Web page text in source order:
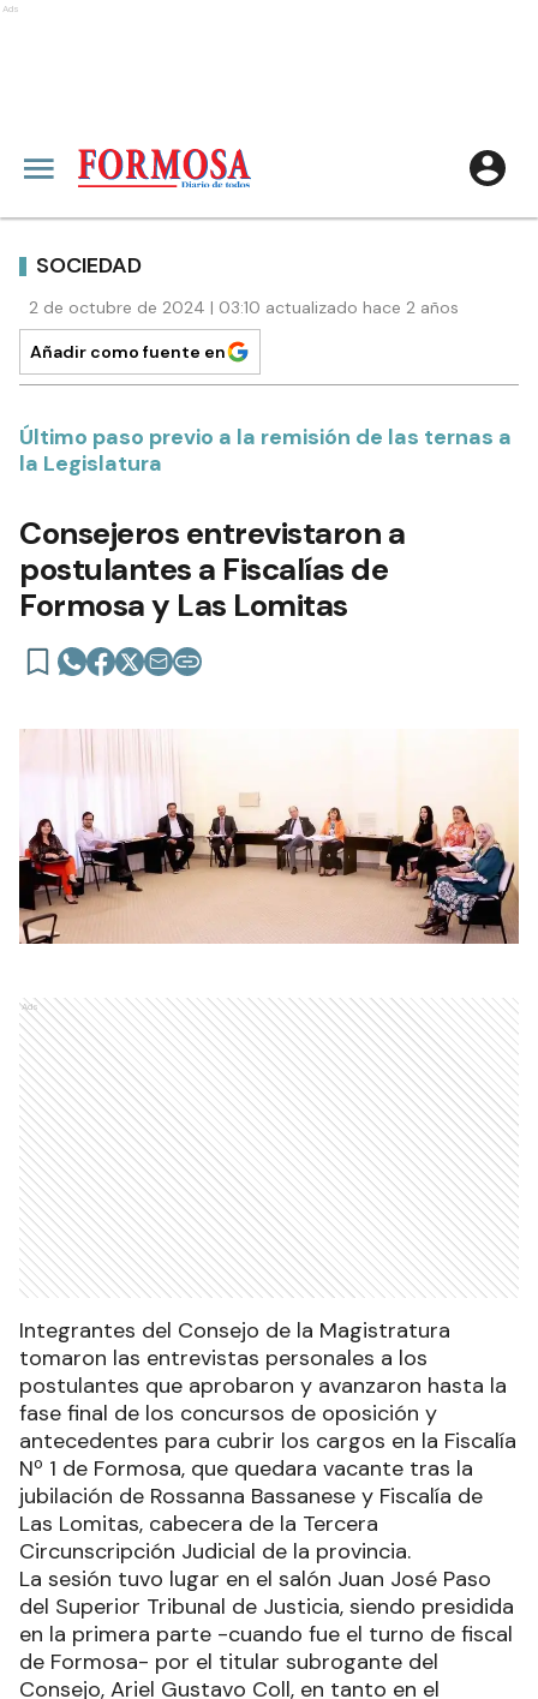
Ads
SOCIEDAD
2 de octubre de 2024 | 03:10 actualizado hace 2 años
Añadir como fuente en
Último paso previo a la remisión de las ternas a
la Legislatura
Consejeros entrevistaron a
postulantes a Fiscalías de
Formosa y Las Lomitas
Ads
Integrantes del Consejo de la Magistratura
tomaron las entrevistas personales a los
postulantes que aprobaron y avanzaron hasta la
fase final de los concursos de oposición y
antecedentes para cubrir los cargos en la Fiscalía
Nº 1 de Formosa, que quedara vacante tras la
jubilación de Rossanna Bassanese y Fiscalía de
Las Lomitas, cabecera de la Tercera
Circunscripción Judicial de la provincia.
La sesión tuvo lugar en el salón Juan José Paso
del Superior Tribunal de Justicia, siendo presidida
en la primera parte -cuando fue el turno de fiscal
de Formosa- por el titular subrogante del
Consejo, Ariel Gustavo Coll, en tanto en el